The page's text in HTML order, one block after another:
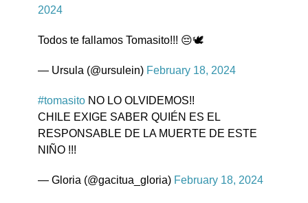
2024
Todos te fallamos Tomasito!!! 😔🕊️
— Ursula (@ursulein) February 18, 2024
#tomasito NO LO OLVIDEMOS!!
CHILE EXIGE SABER QUIÉN ES EL
RESPONSABLE DE LA MUERTE DE ESTE
NIÑO !!!
— Gloria (@gacitua_gloria) February 18, 2024